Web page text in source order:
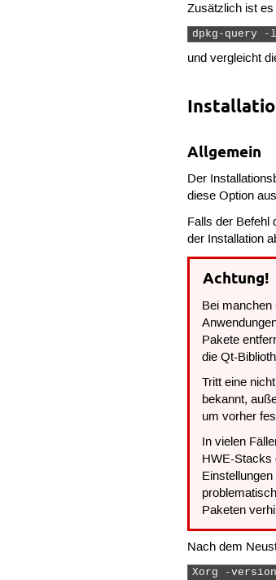
Zusätzlich ist
dpkg-query
und vergleicht
Allgemein
Der
diese Option
Falls der Befehl
der Installation
Achtung!
Bei
Pakete
die Qt-
Tritt eine
bekannt,
um vorher
In vielen
HWE-Stacks
Einstellungen
Paketen
Nach dem
Xorg -